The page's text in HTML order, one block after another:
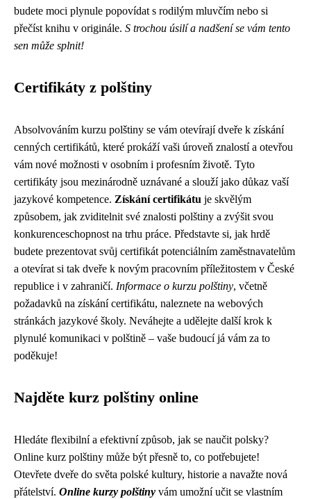
budete moci plynule popovídat s rodilým mluvčím nebo si
přečíst knihu v originále. S trochou úsilí a nadšení se vám tento
sen může splnit!
Certifikáty z polštiny
Absolvováním kurzu polštiny se vám otevírají dveře k získání
cenných certifikátů, které prokáží vaši úroveň znalostí a otevřou
vám nové možnosti v osobním i profesním životě. Tyto
certifikáty jsou mezinárodně uznávané a slouží jako důkaz vaší
jazykové kompetence. Získání certifikátu je skvělým
způsobem, jak zviditelnit své znalosti polštiny a zvýšit svou
konkurenceschopnost na trhu práce. Představte si, jak hrdě
budete prezentovat svůj certifikát potenciálním zaměstnavatelům
a otevírat si tak dveře k novým pracovním příležitostem v České
republice i v zahraničí. Informace o kurzu polštiny, včetně
požadavků na získání certifikátu, naleznete na webových
stránkách jazykové školy. Neváhejte a udělejte další krok k
plynulé komunikaci v polštině – vaše budoucí já vám za to
poděkuje!
Najděte kurz polštiny online
Hledáte flexibilní a efektivní způsob, jak se naučit polsky?
Online kurz polštiny může být přesně to, co potřebujete!
Otevřete dveře do světa polské kultury, historie a navažte nová
přátelství. Online kurzy polštiny vám umožní učit se vlastním